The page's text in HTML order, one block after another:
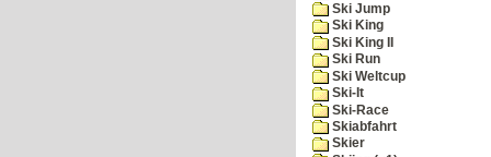
Ski Jump
Ski King
Ski King II
Ski Run
Ski Weltcup
Ski-It
Ski-Race
Skiabfahrt
Skier